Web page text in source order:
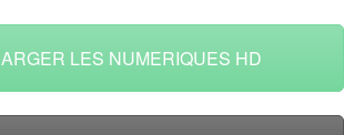
LES NUMERIQUES HD